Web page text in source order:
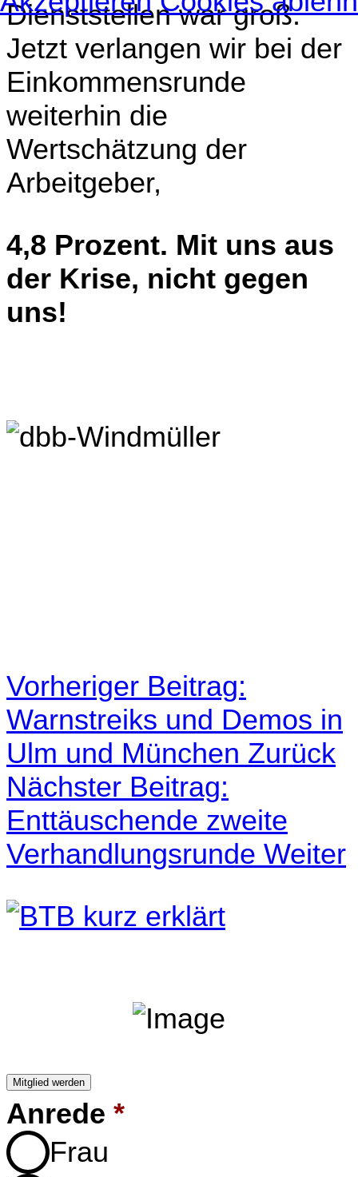
Dienststellen war groß.
Jetzt verlangen wir bei der
Einkommensrunde
weiterhin die
Wertschätzung der
Arbeitgeber,
4,8 Prozent. Mit uns aus
der Krise, nicht gegen
uns!
Vorheriger Beitrag:
Warnstreiks und Demos in
Ulm und München Zurück
Nächster Beitrag:
Enttäuschende zweite
Verhandlungsrunde Weiter
Mitglied werden
Anrede *
Frau